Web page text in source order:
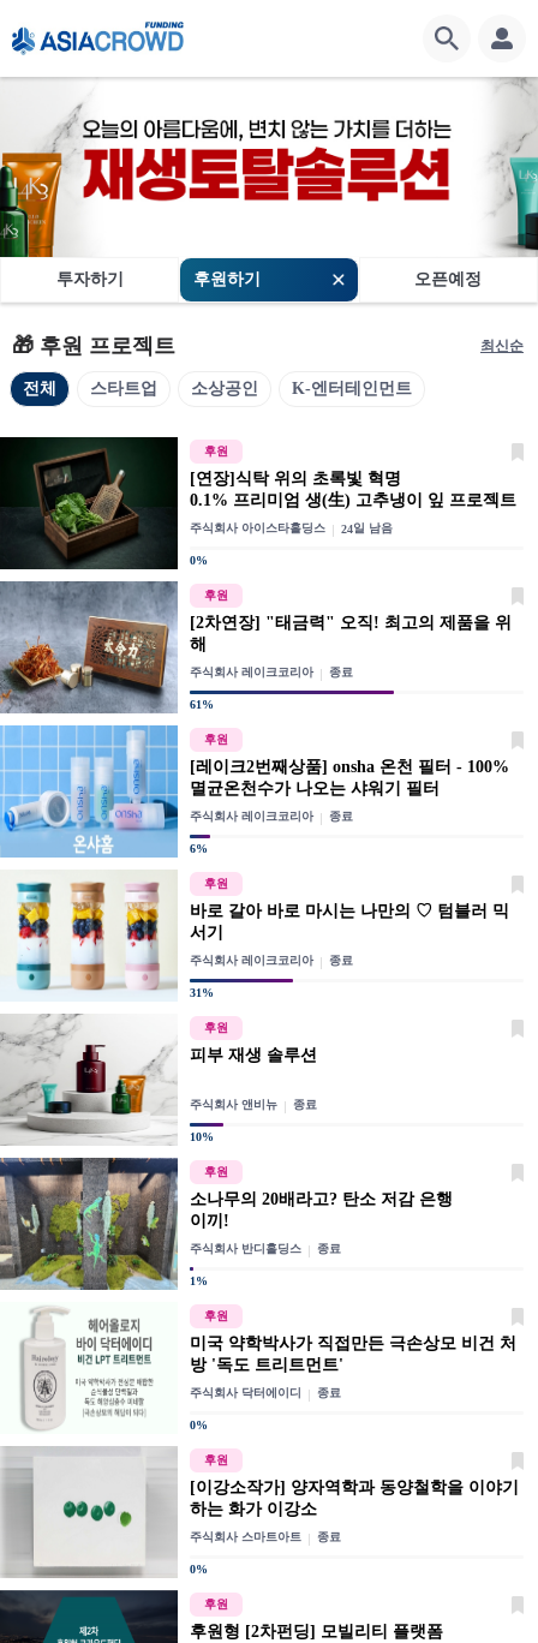
투자하기 후원하기 오픈예정
🎁 후원 프로젝트 최신순
전체 스타트업 소상공인 K-엔터테인먼트
후원
[연장]식탁 위의 초록빛 혁명
0.1% 프리미엄 생(生) 고추냉이 잎 프로젝트
주식회사 아이스타홀딩스 24일 남음
0%
후원
[2차연장] "태금력" 오직! 최고의 제품을 위
해
주식회사 레이크코리아 종료
61%
후원
[레이크2번째상품] onsha 온천 필터 - 100%
멸균온천수가 나오는 샤워기 필터
주식회사 레이크코리아 종료
6%
후원
바로 갈아 바로 마시는 나만의 ♡ 텀블러 믹
서기
주식회사 레이크코리아 종료
31%
후원
피부 재생 솔루션
주식회사 앤비뉴 종료
10%
후원
소나무의 20배라고? 탄소 저감 은행
이끼!
주식회사 반디홀딩스 종료
1%
후원
미국 약학박사가 직접만든 극손상모 비건 처
방 '독도 트리트먼트'
주식회사 닥터에이디 종료
0%
후원
[이강소작가] 양자역학과 동양철학을 이야기
하는 화가 이강소
주식회사 스마트아트 종료
0%
후원
후원형 [2차펀딩] 모빌리티 플랫폼